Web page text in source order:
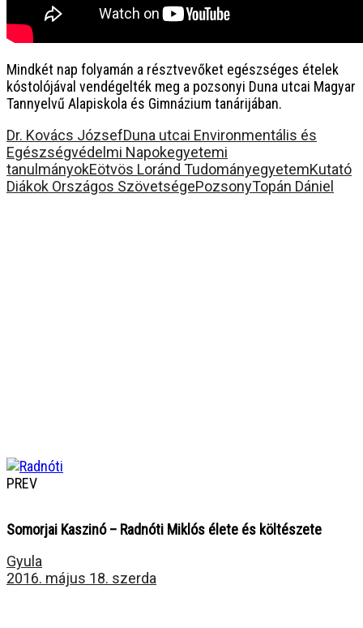
Mindkét nap folyamán a résztvevőket egészséges ételek
kóstolójával vendégelték meg a pozsonyi Duna utcai Magyar
Tannyelvű Alapiskola és Gimnázium tanárijában.
Dr. Kovács JózsefDuna utcai Environmentális és
Egészségvédelmi Napokegyetemi
tanulmányokEötvös Loránd TudományegyetemKutató
Diákok Országos SzövetségePozsonyTopán Dániel
PREV
Somorjai Kaszinó – Radnóti Miklós élete és költészete
Gyula
2016. május 18. szerda